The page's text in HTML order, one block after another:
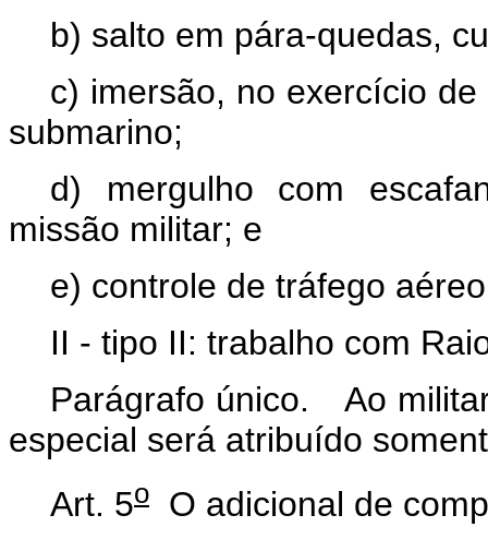
b) salto em pára-quedas,
c) imersão, no exercício
submarino;
d) mergulho com
missão militar; e
e) controle de tráfego
II - tipo II: trabalho com
Parágrafo único. Ao
especial será atribuído
Art. 5o O adicional de